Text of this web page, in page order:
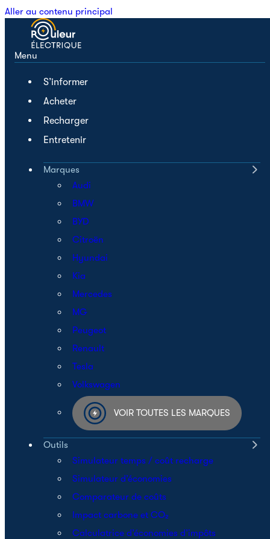
Aller au contenu principal
Menu
S’informer
Acheter
Recharger
Entretenir
Marques
Audi
BMW
BYD
Citroën
Hyundai
Kia
Mercedes
MG
Peugeot
Renault
Tesla
Volkswagen
VOIR TOUTES LES MARQUES
Outils
Simulateur temps / coût recharge
Simulateur d’économies
Comparateur de coûts
Impact carbone et CO₂
Calculatrice d’économies d’impôts